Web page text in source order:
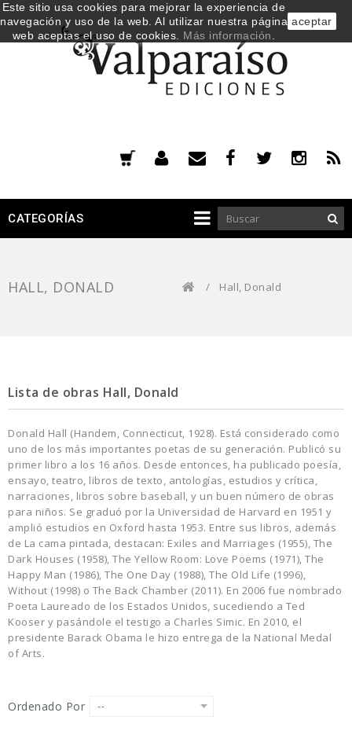
CATEGORÍAS
HALL, DONALD / Hall, Donald
Lista de obras Hall, Donald
Donald Hall (Handem, Connecticut, 1928). Está considerado como
uno de los más importantes poetas de su generación. Publicó su
primer libro a los 16 años. Desde entonces, ha publicado poesía,
ensayo, teatro, libros de texto, antologías, estudios y crítica,
narraciones, libros sobre baseball, y un buen número de obras
para niños. Se graduó por la Universidad de Harvard en 1951 y
amplió estudios en Oxford hasta 1953. Entre sus libros, además
de La cama pintada, destacan: Exiles and Marriages (1955), The
Dark Houses (1958), The Yellow Room: Love Poems (1971), The
Happy Man (1986), The One Day (1988), The Old Life (1996),
Without (1998) o The Back Chamber (2011). En 2006 fue nombrado
Poeta Laureado de los Estados Unidos, sucediendo a Ted
Kooser y pasándole el testigo a Charles Simic. En 2010, el
presidente Barack Obama le hizo entrega de la National Medal
of Arts.
Ordenado Por --
Este sitio usa cookies para mejorar la experiencia de
navegación y uso de la web. Al utilizar nuestra página
web aceptas el uso de cookies. Más información
aceptar